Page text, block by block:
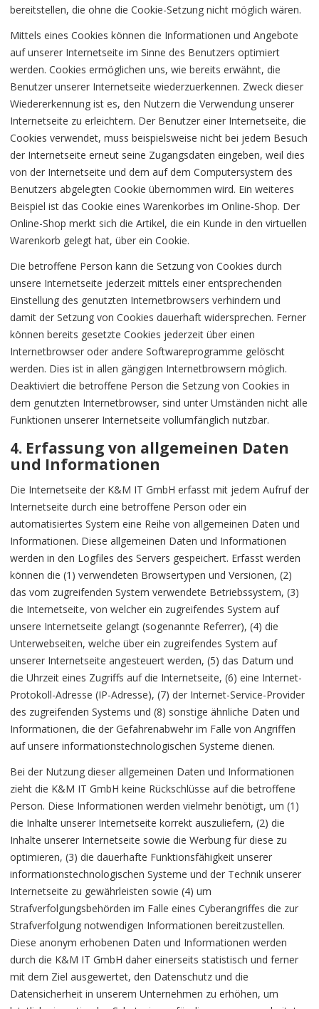
bereitstellen, die ohne die Cookie-Setzung nicht möglich wären.
Mittels eines Cookies können die Informationen und Angebote
auf unserer Internetseite im Sinne des Benutzers optimiert
werden. Cookies ermöglichen uns, wie bereits erwähnt, die
Benutzer unserer Internetseite wiederzuerkennen. Zweck dieser
Wiedererkennung ist es, den Nutzern die Verwendung unserer
Internetseite zu erleichtern. Der Benutzer einer Internetseite, die
Cookies verwendet, muss beispielsweise nicht bei jedem Besuch
der Internetseite erneut seine Zugangsdaten eingeben, weil dies
von der Internetseite und dem auf dem Computersystem des
Benutzers abgelegten Cookie übernommen wird. Ein weiteres
Beispiel ist das Cookie eines Warenkorbes im Online-Shop. Der
Online-Shop merkt sich die Artikel, die ein Kunde in den virtuellen
Warenkorb gelegt hat, über ein Cookie.
Die betroffene Person kann die Setzung von Cookies durch
unsere Internetseite jederzeit mittels einer entsprechenden
Einstellung des genutzten Internetbrowsers verhindern und
damit der Setzung von Cookies dauerhaft widersprechen. Ferner
können bereits gesetzte Cookies jederzeit über einen
Internetbrowser oder andere Softwareprogramme gelöscht
werden. Dies ist in allen gängigen Internetbrowsern möglich.
Deaktiviert die betroffene Person die Setzung von Cookies in
dem genutzten Internetbrowser, sind unter Umständen nicht alle
Funktionen unserer Internetseite vollumfänglich nutzbar.
4. Erfassung von allgemeinen Daten
und Informationen
Die Internetseite der K&M IT GmbH erfasst mit jedem Aufruf der
Internetseite durch eine betroffene Person oder ein
automatisiertes System eine Reihe von allgemeinen Daten und
Informationen. Diese allgemeinen Daten und Informationen
werden in den Logfiles des Servers gespeichert. Erfasst werden
können die (1) verwendeten Browsertypen und Versionen, (2)
das vom zugreifenden System verwendete Betriebssystem, (3)
die Internetseite, von welcher ein zugreifendes System auf
unsere Internetseite gelangt (sogenannte Referrer), (4) die
Unterwebseiten, welche über ein zugreifendes System auf
unserer Internetseite angesteuert werden, (5) das Datum und
die Uhrzeit eines Zugriffs auf die Internetseite, (6) eine Internet-
Protokoll-Adresse (IP-Adresse), (7) der Internet-Service-Provider
des zugreifenden Systems und (8) sonstige ähnliche Daten und
Informationen, die der Gefahrenabwehr im Falle von Angriffen
auf unsere informationstechnologischen Systeme dienen.
Bei der Nutzung dieser allgemeinen Daten und Informationen
zieht die K&M IT GmbH keine Rückschlüsse auf die betroffene
Person. Diese Informationen werden vielmehr benötigt, um (1)
die Inhalte unserer Internetseite korrekt auszuliefern, (2) die
Inhalte unserer Internetseite sowie die Werbung für diese zu
optimieren, (3) die dauerhafte Funktionsfähigkeit unserer
informationstechnologischen Systeme und der Technik unserer
Internetseite zu gewährleisten sowie (4) um
Strafverfolgungsbehörden im Falle eines Cyberangriffes die zur
Strafverfolgung notwendigen Informationen bereitzustellen.
Diese anonym erhobenen Daten und Informationen werden
durch die K&M IT GmbH daher einerseits statistisch und ferner
mit dem Ziel ausgewertet, den Datenschutz und die
Datensicherheit in unserem Unternehmen zu erhöhen, um